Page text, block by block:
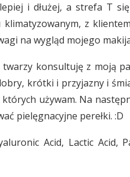
i dłużej, a strefa T
z
na wygląd mojego
konsultuję z moją
krótki i przyjazny i
używam. Na
pielęgnacyjne perełki. :D
Acid, Lactic Acid,